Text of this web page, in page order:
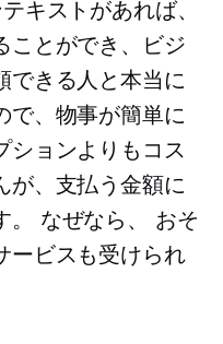
キストがあれば、
ことができ、ビジ
できる人と本当に
で、物事が簡単に
ションよりもコス
が、支払う金額に
。 なぜなら、
おそ
ービスも受けられ